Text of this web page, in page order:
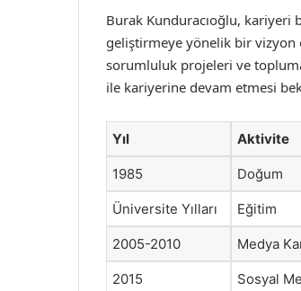
Burak Kunduracıoğlu,
geliştirmeye yönelik bir vizyon
sorumluluk projeleri ve
ile kariyerine devam etmesi
Yıl Aktivite
1985 Doğum
Üniversite Yılları Eğitim
2005-2010 Medya
2015 Sosyal